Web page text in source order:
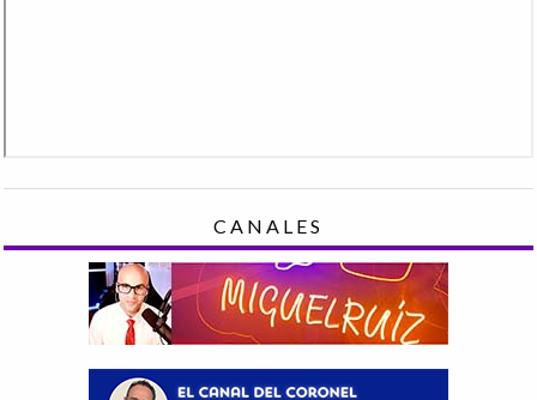
CANALES